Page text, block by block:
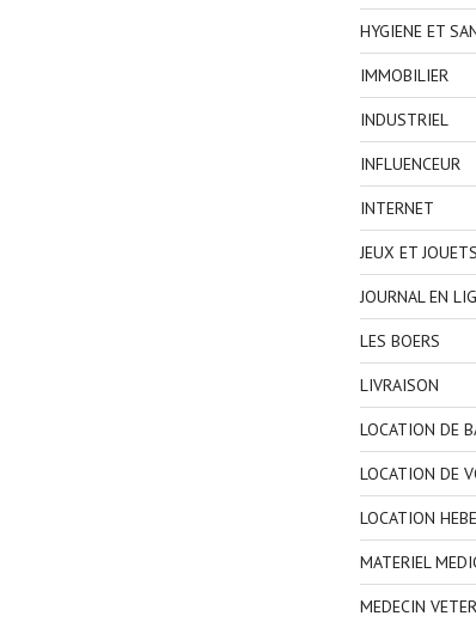
HYGIENE ET
IMMOBILIER
INDUSTRIEL
INFLUENCEUR
INTERNET
JEUX ET JOUETS
JOURNAL EN
LES BOERS
LIVRAISON
LOCATION DE
LOCATION DE
LOCATION
MATERIEL
MEDECIN